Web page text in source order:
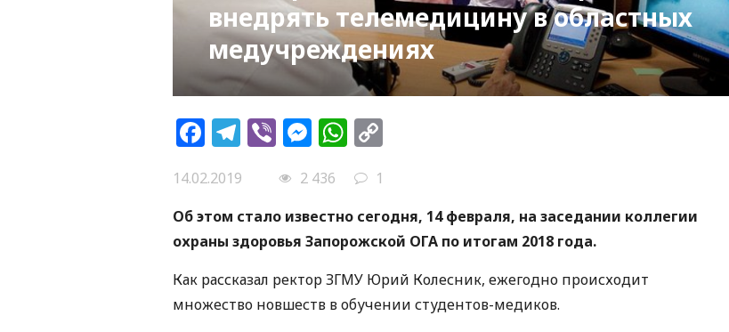
внедрять телемедицину в областных
медучреждениях
Facebook
Telegram
ViberMessenger
WhatsApp
14.02.2019 2 436
1
Об этом стало известно сегодня, 14 февраля, на заседании коллегии
охраны здоровья Запорожской ОГА по итогам 2018 года.
Как рассказал ректор ЗГМУ Юрий Колесник, ежегодно происходит
множество новшеств в обучении студентов-медиков.